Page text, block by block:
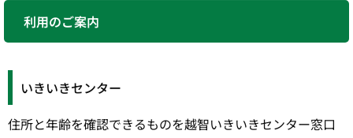
利用のご案内
いきいきセンター
住所と年齢を確認できるものを越智いきいきセンター窓口